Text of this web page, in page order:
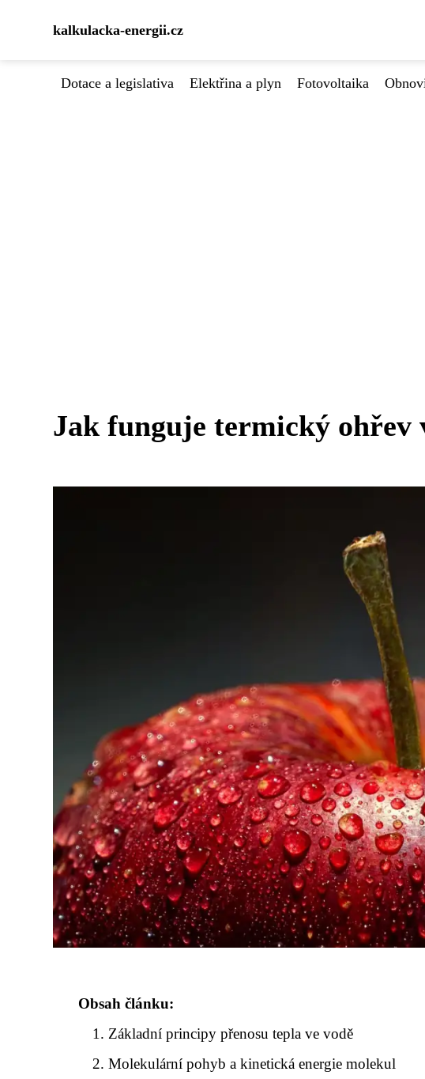
kalkulacka-energii.cz
Dotace a legislativa Elektřina a plyn Fotovoltaika
Jak funguje termický ohřev
Obsah článku:
Základní principy přenosu tepla ve vodě
Molekulární pohyb a kinetická energie molekul